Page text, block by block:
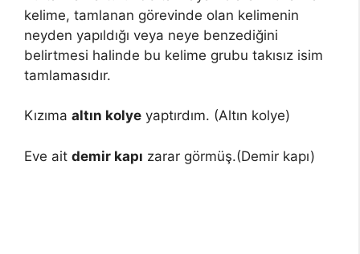
kelime, tamlanan görevinde olan kelimenin
neyden yapıldığı veya neye benzediğini
belirtmesi halinde bu kelime grubu takısız isim
tamlamasıdır.
Kızıma altın kolye yaptırdım. (Altın kolye)
Eve ait demir kapı zarar görmüş.(Demir kapı)